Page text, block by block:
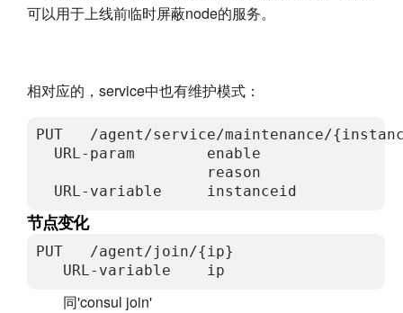
可以用于上线前临时屏蔽node的服务。
相对应的，service中也有维护模式：
PUT   /agent/service/maintenance/
URL-param        enable
reason
URL-variable     instanceid
节点变化
PUT   /agent/join/{ip}
URL-variable    ip
同'consul join'